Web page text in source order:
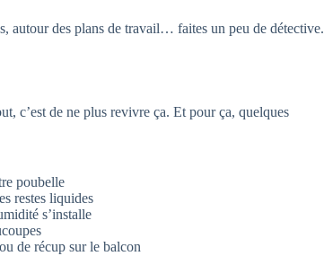
autour des plans de travail… faites un peu de détective.
c’est de ne plus revivre ça. Et pour ça, quelques
poubelle
restes liquides
s’installe
de récup sur le balcon